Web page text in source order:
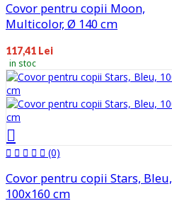
Covor pentru copii Moon,
Multicolor, Ø 140 cm
117,41 Lei
in stoc
(0)
Covor pentru copii Stars, Bleu,
100x160 cm